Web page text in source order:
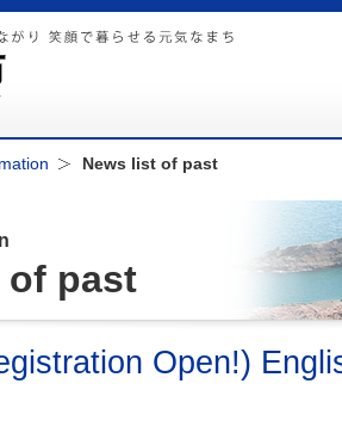
News list of past
of past
Open!)